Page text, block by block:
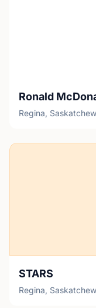
Ronald
Regina,
STARS
Regina,